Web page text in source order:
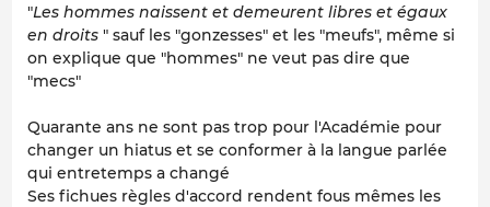
"Les hommes naissent et demeurent libres et égaux
en droits " sauf les "gonzesses" et les "meufs", même si
on explique que "hommes" ne veut pas dire que
"mecs"
Quarante ans ne sont pas trop pour l'Académie pour
changer un hiatus et se conformer à la langue parlée
qui entretemps a changé
Ses fichues règles d'accord rendent fous mêmes les